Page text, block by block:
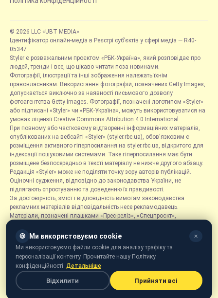
© 2026 LLC «UBT MEDIA»
Ідентифікатор онлайн-медіа в Реєстрі суб’єктів у сфері медіа — R40-
05347
Styler є розважальним проєктом «РБК-Україна», який розповідає про
людей, тренди і все, що цікаво читати поза новинами.
Фотографії, ілюстрації та інші зображення належать їхнім
правовласникам. Використання фотографій, позначених Getty Images,
допускається виключно за наявності письмового дозволу
фотоагентства Getty Images. Фотографії, позначені логотипом «Styler»
або підписані «Styler» чи «РБК-Україна», можуть використовуватися на
умовах ліцензії Creative Commons Attribution 4.0 International.
При повному або частковому відтворенні інформаційних матеріалів,
опублікованих на вебсайті «Styler» (styler.rbc.ua), обов'язковим є
розміщення активного гіперпосилання на styler.rbc.ua, відкритого для
індексації пошуковими системами. Таке гіперпосилання має бути
розміщене безпосередньо в тексті матеріалу не нижче другого абзацу.
Редакція «Styler» може не поділяти точку зору авторів публікацій.
Оціночні судження, відповідно до законодавства України, не
підлягають спростуванню та доведенню їх правдивості.
За достовірність, зміст і відповідність вимогам законодавства
рекламних матеріалів відповідальність несе рекламодавець.
Матеріали, позначені плашками «Прес-реліз», «Спецпроєкт»,
розміщуються на правах реклами.
Рубрика «Новини компаній» є інформаційним форматом, що містить
новини, повідомлення та оголошення, пов'язані з діяльністю
компаній, і ґрунтується на інформації, наданій відповідними
компаніями. Редакція не несе відповідальності за достовірність такої
інформації.
Онлайн-медіа «Styler» призначене для осіб віком від 21 року.
🍪 Ми використовуємо cookie ✕
Ми використовуємо файли cookie для аналізу трафіку та
персоналізації контенту. Прочитайте нашу Політику
конфіденційності. Детальніше
Відхилити Прийняти всі